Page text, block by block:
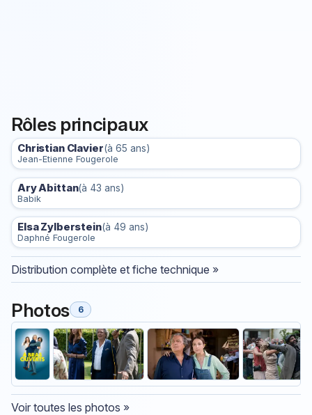
Rôles principaux
Christian Clavier(à 65 ans)
Jean-Etienne Fougerole
Ary Abittan(à 43 ans)
Babik
Elsa Zylberstein(à 49 ans)
Daphné Fougerole
Distribution complète et fiche technique »
Photos 6
Voir toutes les photos »